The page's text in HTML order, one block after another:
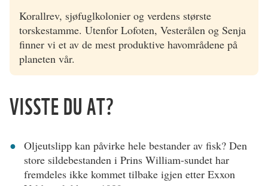
Korallrev, sjøfuglkolonier og verdens største
torskestamme. Utenfor Lofoten, Vesterålen og Senja
finner vi et av de mest produktive havområdene på
planeten vår.
VISSTE DU AT?
Oljeutslipp kan påvirke hele bestander av fisk? Den
store sildebestanden i Prins William-sundet har
fremdeles ikke kommet tilbake igjen etter Exxon